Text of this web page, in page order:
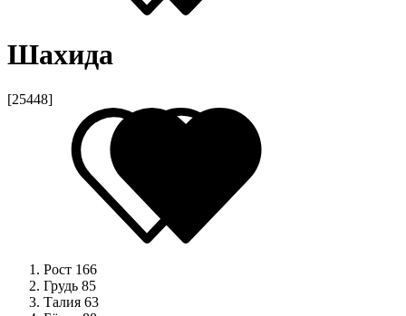
Шахида
[25448]
Рост 166
Грудь 85
Талия 63